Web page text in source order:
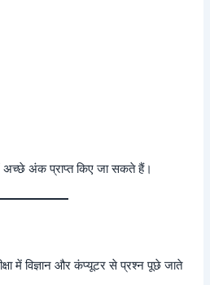
अंक प्राप्त किए जा सकते हैं।
में विज्ञान और कंप्यूटर से प्रश्न पूछे जाते